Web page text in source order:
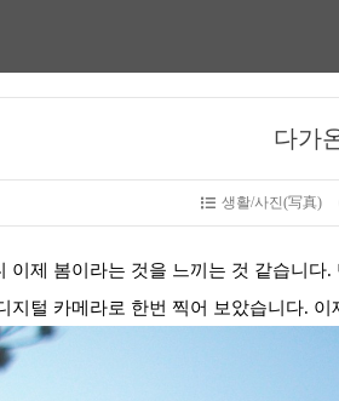
다가
생활/사진(写真)
이제 봄이라는 것을 느끼는 것 같습니
지털 카메라로 한번 찍어 보았습니다.